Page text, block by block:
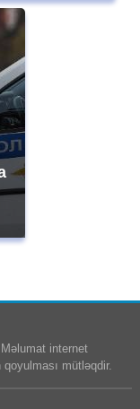
internet
mütləqdir.